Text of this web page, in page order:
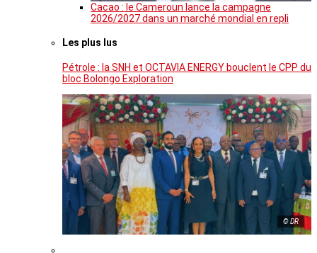
Cacao : le Cameroun lance la campagne
2026/2027 dans un marché mondial en repli
Les plus lus
Pétrole : la SNH et OCTAVIA ENERGY bouclent le CPP du
bloc Bolongo Exploration
© DR